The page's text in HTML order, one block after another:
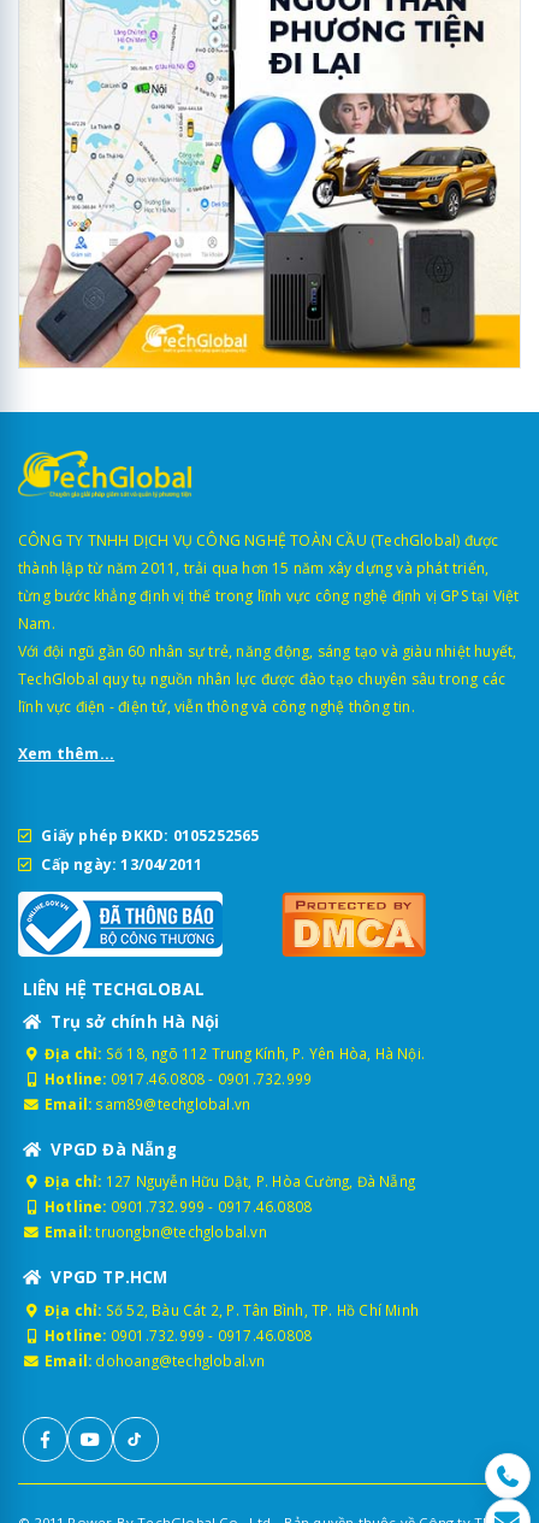
CÔNG TY TNHH DỊCH VỤ CÔNG NGHỆ TOÀN CẦU (TechGlobal) được
thành lập từ năm 2011, trải qua hơn 15 năm xây dựng và phát triển,
từng bước khẳng định vị thế trong lĩnh vực công nghệ định vị GPS tại Việt
Nam.
Với đội ngũ gần 60 nhân sự trẻ, năng động, sáng tạo và giàu nhiệt huyết,
TechGlobal quy tụ nguồn nhân lực được đào tạo chuyên sâu trong các
lĩnh vực điện - điện tử, viễn thông và công nghệ thông tin.
Xem thêm...
Giấy phép ĐKKD: 0105252565
Cấp ngày: 13/04/2011
LIÊN HỆ TECHGLOBAL
Trụ sở chính Hà Nội
Địa chỉ: Số 18, ngõ 112 Trung Kính, P. Yên Hòa, Hà Nội.
Hotline: 0917.46.0808- 0901.732.999
Email: sam89@techglobal.vn
VPGD Đà Nẵng
Địa chỉ: 127 Nguyễn Hữu Dật, P. Hòa Cường, Đà Nẵng
Hotline: 0901.732.999 - 0917.46.0808
Email: truongbn@techglobal.vn
VPGD TP.HCM
Địa chỉ: Số 52, Bàu Cát 2, P. Tân Bình, TP. Hồ Chí Minh
Hotline: 0901.732.999 - 0917.46.0808
Email: dohoang@techglobal.vn